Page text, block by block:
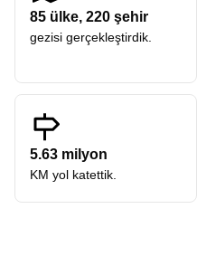
85 ülke, 220 şehir
gezisi gerçekleştirdik.
5.63 milyon
KM yol katettik.